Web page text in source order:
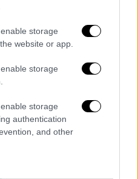
storage
website or app.
storage
storage
authentication
and other